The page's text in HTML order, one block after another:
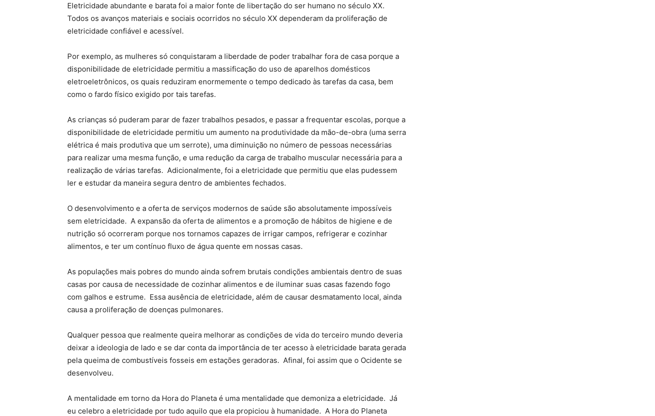
Eletricidade abundante e barata foi a maior fonte de libertação do ser humano no século XX.
Todos os avanços materiais e sociais ocorridos no século XX dependeram da proliferação de
eletricidade confiável e acessível.
Por exemplo, as mulheres só conquistaram a liberdade de poder trabalhar fora de casa porque a
disponibilidade de eletricidade permitiu a massificação do uso de aparelhos domésticos
eletroeletrônicos, os quais reduziram enormemente o tempo dedicado às tarefas da casa, bem
como o fardo físico exigido por tais tarefas.
As crianças só puderam parar de fazer trabalhos pesados, e passar a frequentar escolas, porque a
disponibilidade de eletricidade permitiu um aumento na produtividade da mão-de-obra (uma serra
elétrica é mais produtiva que um serrote), uma diminuição no número de pessoas necessárias
para realizar uma mesma função, e uma redução da carga de trabalho muscular necessária para a
realização de várias tarefas. Adicionalmente, foi a eletricidade que permitiu que elas pudessem
ler e estudar da maneira segura dentro de ambientes fechados.
O desenvolvimento e a oferta de serviços modernos de saúde são absolutamente impossíveis
sem eletricidade. A expansão da oferta de alimentos e a promoção de hábitos de higiene e de
nutrição só ocorreram porque nos tornamos capazes de irrigar campos, refrigerar e cozinhar
alimentos, e ter um contínuo fluxo de água quente em nossas casas.
As populações mais pobres do mundo ainda sofrem brutais condições ambientais dentro de suas
casas por causa de necessidade de cozinhar alimentos e de iluminar suas casas fazendo fogo
com galhos e estrume. Essa ausência de eletricidade, além de causar desmatamento local, ainda
causa a proliferação de doenças pulmonares.
Qualquer pessoa que realmente queira melhorar as condições de vida do terceiro mundo deveria
deixar a ideologia de lado e se dar conta da importância de ter acesso à eletricidade barata gerada
pela queima de combustíveis fosseis em estações geradoras. Afinal, foi assim que o Ocidente se
desenvolveu.
A mentalidade em torno da Hora do Planeta é uma mentalidade que demoniza a eletricidade. Já
eu celebro a eletricidade por tudo aquilo que ela propiciou à humanidade. A Hora do Planeta